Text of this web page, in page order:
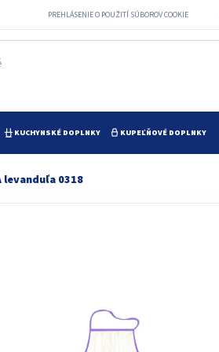
PREHLÁSENIE O POUŽITÍ SÚBOROV COOKIE
KUCHYNSKÉ DOPLNKY KUPEĽŇOVÉ DOPLNKY
levanduľa 0318